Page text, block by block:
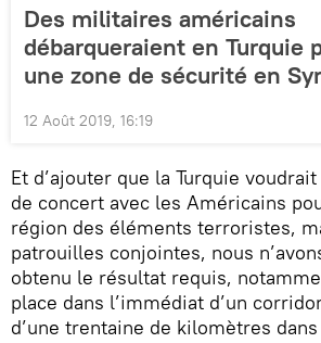
Des militaires américains
débarqueraient en Turquie
une zone de sécurité en
12 Août 2019, 16:19
Et d’ajouter que la Turquie
de concert avec les Américains
région des éléments terroristes,
patrouilles conjointes, nous
obtenu le résultat requis,
place dans l’immédiat d’un
d’une trentaine de kilomètres